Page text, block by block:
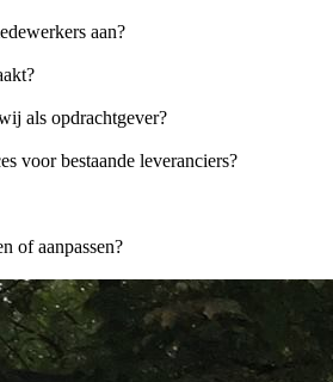
aan?
als opdrachtgever?
voor bestaande leveranciers?
of aanpassen?